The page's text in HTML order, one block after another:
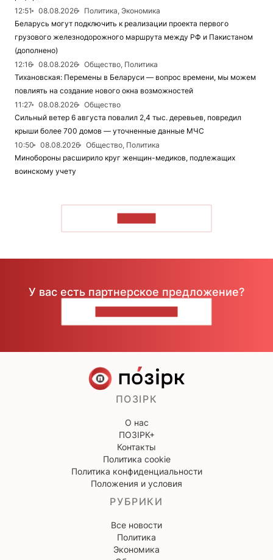
12:51
08.08.2026
Политика, Экономика
Беларусь могут подключить к реализации проекта первого
грузового железнодорожного маршрута между РФ и Пакистаном
(дополнено)
12:16
08.08.2026
Общество, Политика
Тихановская: Перемены в Беларуси — вопрос времени, мы можем
повлиять на создание нового окна возможностей
11:27
08.08.2026
Общество
Сильный ветер 6 августа повалил 2,4 тыс. деревьев, повредил
крыши более 700 домов — уточненные данные МЧС
10:50
08.08.2026
Общество, Политика
Минобороны расширило круг женщин-медиков, подлежащих
воинскому учету
У вас есть партнерское предложение?
ПОЗІРК
О нас
ПОЗІРК+
Контакты
Политика cookie
Политика конфиденциальности
Положения и условия
РУБРИКИ
Все новости
Политика
Экономика